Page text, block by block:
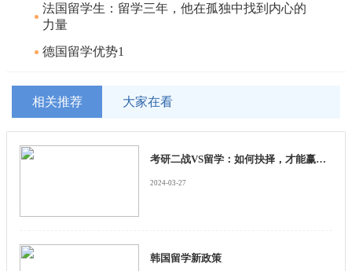
法国留学生：留学三年，他在孤独中找到内心的
力量
德国留学优势1
相关推荐 大家在看
考研二战VS留学：如何抉择，才能赢在人生转折点？
2024-03-27
韩国留学新政策